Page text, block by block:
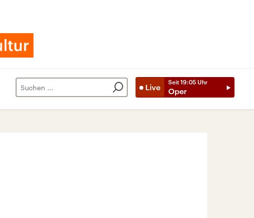
Live
Seit 19:05 Uhr
Oper